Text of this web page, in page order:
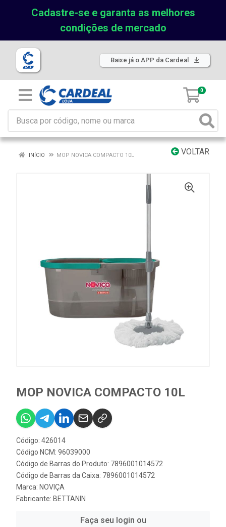
Cadastre-se e garanta as melhores
condições de mercado
Baixe já o APP da Cardeal
0
VOLTAR
INÍCIO MOP NOVICA COMPACTO 10L
MOP NOVICA COMPACTO 10L
Código: 426014
Código NCM: 96039000
Código de Barras do Produto: 7896001014572
Código de Barras da Caixa: 7896001014572
Marca: NOVIÇA
Fabricante: BETTANIN
Faça seu login ou